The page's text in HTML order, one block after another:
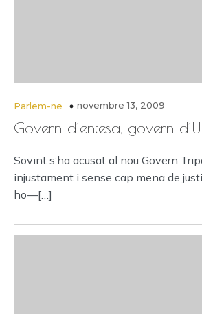
Parlem-ne novembre 13, 2009
Govern d’entesa, govern
Sovint s’ha acusat al nou Govern
injustament i sense cap mena de
ho—[…]